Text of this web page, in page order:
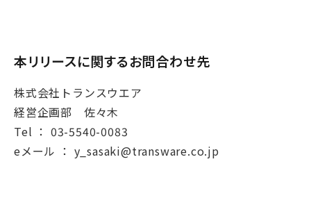
本リリースに関するお問合わせ先
株式会社トランスウエア
経営企画部 佐々木
Tel ： 03-5540-0083
eメール ： y_sasaki@transware.co.jp